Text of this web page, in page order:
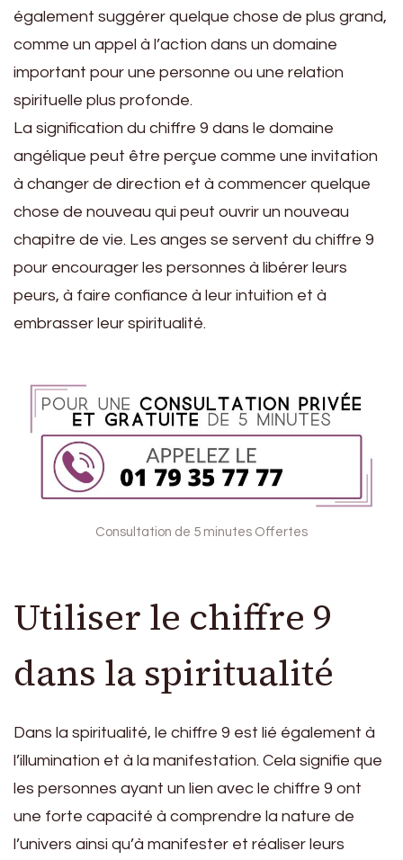
également suggérer quelque chose de plus grand,
comme un appel à l’action dans un domaine
important pour une personne ou une relation
spirituelle plus profonde.
La signification du chiffre 9 dans le domaine
angélique peut être perçue comme une invitation
à changer de direction et à commencer quelque
chose de nouveau qui peut ouvrir un nouveau
chapitre de vie. Les anges se servent du chiffre 9
pour encourager les personnes à libérer leurs
peurs, à faire confiance à leur intuition et à
embrasser leur spiritualité.
Consultation de 5 minutes Offertes
Utiliser le chiffre 9
dans la spiritualité
Dans la spiritualité, le chiffre 9 est lié également à
l’illumination et à la manifestation. Cela signifie que
les personnes ayant un lien avec le chiffre 9 ont
une forte capacité à comprendre la nature de
l’univers ainsi qu’à manifester et réaliser leurs